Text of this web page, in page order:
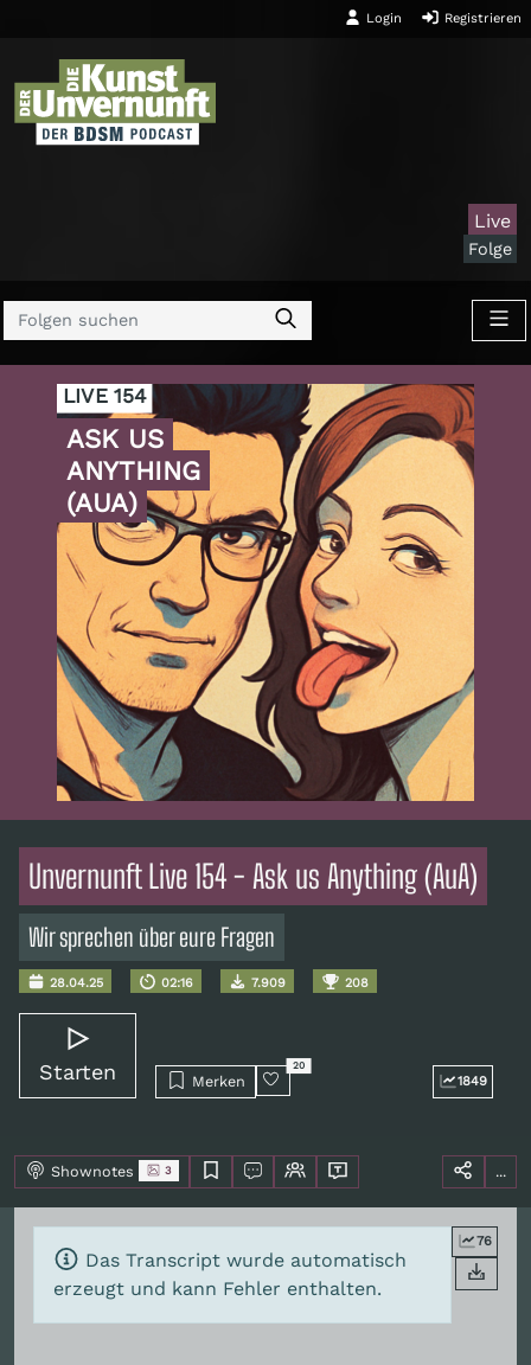
Login Registrieren
Live
Folge
LIVE 154
ASK US
ANYTHING
(AUA)
Unvernunft Live 154 - Ask us Anything (AuA)
Wir sprechen über eure Fragen
28.04.25 02:16 7.909 208
Starten Merken
20
1849
Shownotes 3 ...
Das Transcript wurde automatisch
erzeugt und kann Fehler enthalten.
76